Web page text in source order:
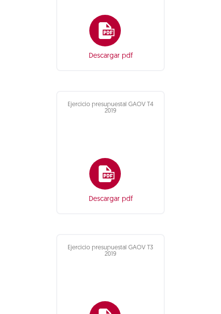
Descargar pdf
Ejercicio presupuestal GAOV T4
2019
Descargar pdf
Ejercicio presupuestal GAOV T3
2019